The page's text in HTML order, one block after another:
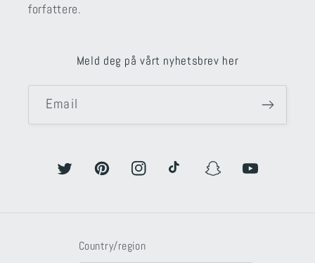
forfattere.
Meld deg på vårt nyhetsbrev her
Email
Twitter PinterestInstagramTikTok SnapchatYouTube
Country/region